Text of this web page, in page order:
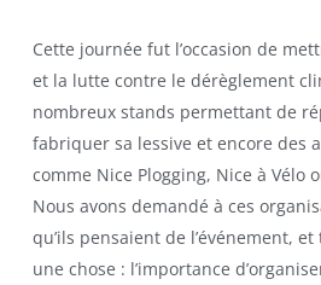
Cette journée fut l’occasion de
et la lutte contre le dérèglement
nombreux stands permettant de
fabriquer sa lessive et encore des
comme Nice Plogging, Nice à Vélo
Nous avons demandé à ces
qu’ils pensaient de l’événement,
une chose : l’importance